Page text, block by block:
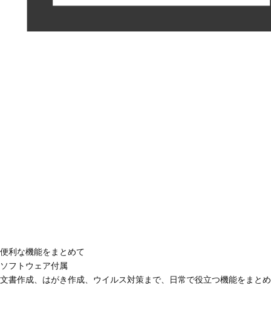
便利な機能をまとめて
ソフトウェア付属
文書作成、はがき作成、ウイルス対策まで、日常で役立つ機能をまと